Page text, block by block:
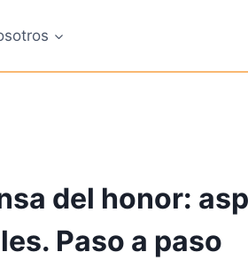
del honor:
Paso a paso